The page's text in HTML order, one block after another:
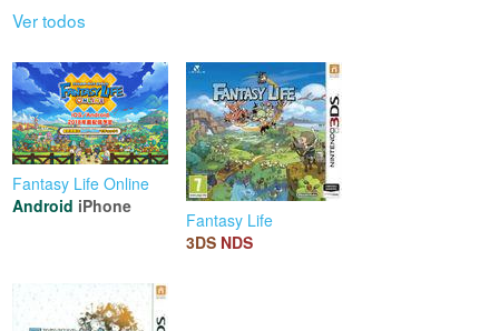
Ver todos
Fantasy Life Online
Android iPhone
Fantasy Life
3DS NDS